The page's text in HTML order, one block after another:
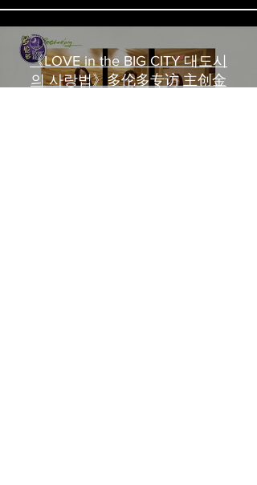
《LOVE in the BIG CITY 대도시
의 사랑법》多伦多专访 主创金